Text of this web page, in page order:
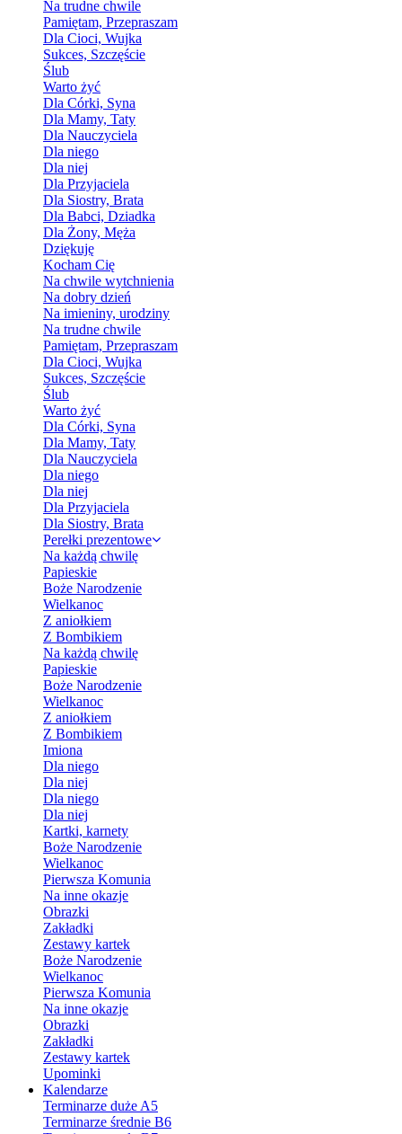
Na trudne chwile
Pamiętam, Przepraszam
Dla Cioci, Wujka
Sukces, Szczęście
Ślub
Warto żyć
Dla Córki, Syna
Dla Mamy, Taty
Dla Nauczyciela
Dla niego
Dla niej
Dla Przyjaciela
Dla Siostry, Brata
Dla Babci, Dziadka
Dla Żony, Męża
Dziękuję
Kocham Cię
Na chwile wytchnienia
Na dobry dzień
Na imieniny, urodziny
Na trudne chwile
Pamiętam, Przepraszam
Dla Cioci, Wujka
Sukces, Szczęście
Ślub
Warto żyć
Dla Córki, Syna
Dla Mamy, Taty
Dla Nauczyciela
Dla niego
Dla niej
Dla Przyjaciela
Dla Siostry, Brata
Perełki prezentowe
Na każdą chwilę
Papieskie
Boże Narodzenie
Wielkanoc
Z aniołkiem
Z Bombikiem
Na każdą chwilę
Papieskie
Boże Narodzenie
Wielkanoc
Z aniołkiem
Z Bombikiem
Imiona
Dla niego
Dla niej
Dla niego
Dla niej
Kartki, karnety
Boże Narodzenie
Wielkanoc
Pierwsza Komunia
Na inne okazje
Obrazki
Zakładki
Zestawy kartek
Boże Narodzenie
Wielkanoc
Pierwsza Komunia
Na inne okazje
Obrazki
Zakładki
Zestawy kartek
Upominki
Kalendarze
Terminarze duże A5
Terminarze średnie B6